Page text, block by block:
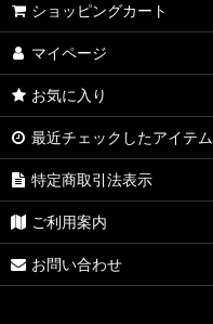
ハーフボトル
白ワイン
ロゼワイン
スパークリングワイン
ショッピングカート
マイページ
お気に入り
最近チェックしたアイテム
特定商取引法表示
ご利用案内
お問い合わせ